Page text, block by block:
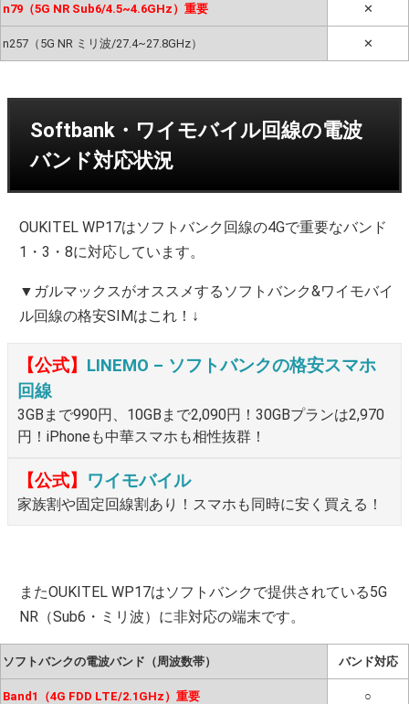
n79（5G NR Sub6/4.5~4.6GHz）重要 ✕
n257（5G NR ミリ波/27.4~27.8GHz） ✕
Softbank・ワイモバイル回線の電波
バンド対応状況
OUKITEL WP17はソフトバンク回線の4Gで重要なバンド
1・3・8に対応しています。
▼ガルマックスがオススメするソフトバンク&ワイモバイ
ル回線の格安SIMはこれ！↓
【公式】 LINEMO – ソフトバンクの格安スマホ
回線
3GBまで990円、10GBまで2,090円！30GBプランは2,970
円！iPhoneも中華スマホも相性抜群！
【公式】 ワイモバイル
家族割や固定回線割あり！スマホも同時に安く買える！
またOUKITEL WP17はソフトバンクで提供されている5G
NR（Sub6・ミリ波）に非対応の端末です。
ソフトバンクの電波バンド（周波数帯） バンド対応
Band1（4G FDD LTE/2.1GHz）重要 ○